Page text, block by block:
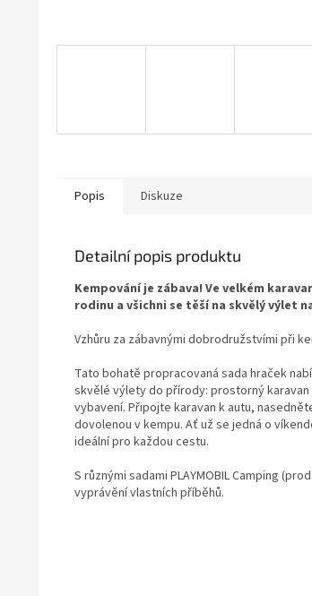
Popis Diskuze
Detailní popis produktu
Kempování je zábava! Ve velkém
rodinu a všichni se těší na skvělý výlet
Vzhůru za zábavnými dobrodružstvími při
Tato bohatě propracovaná sada hraček
skvělé výlety do přírody: prostorný
vybavení. Připojte karavan k autu,
dovolenou v kempu. Ať už se jedná o
ideální pro každou cestu.
S různými sadami PLAYMOBIL Camping
vyprávění vlastních příběhů.